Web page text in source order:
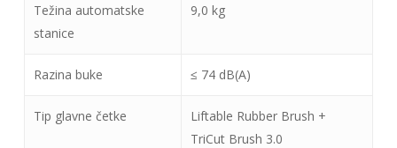
Težina automatske
stanice
9,0 kg
Razina buke ≤ 74 dB(A)
Tip glavne četke
Liftable Rubber Brush +
TriCut Brush 3.0